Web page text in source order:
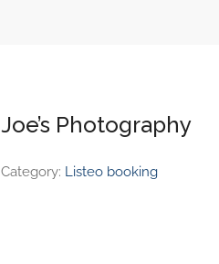
Joe’s Photography
Category: Listeo booking